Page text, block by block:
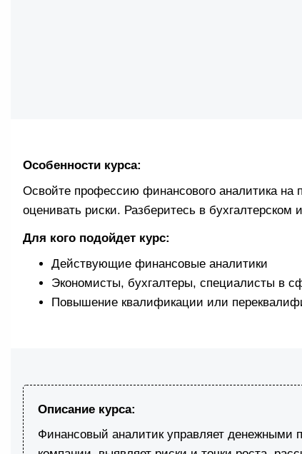
Особенности курса:
Освойте профессию финансового аналитика на
оценивать риски. Разберитесь в бухгалтерском
Для кого подойдет курс:
Действующие финансовые аналитики
Экономисты, бухгалтеры, специалисты в
Повышение квалификации или
Описание курса:
Финансовый аналитик управляет денежными